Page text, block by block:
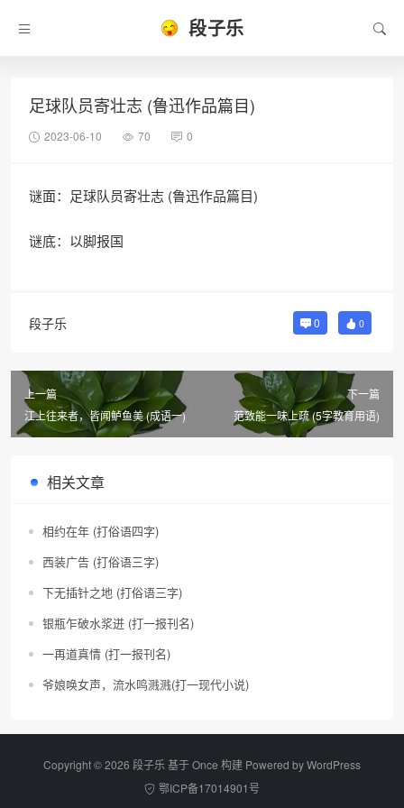
段子乐
足球队员寄壮志 (鲁迅作品篇目)
2023-06-10 70 0
谜面：足球队员寄壮志 (鲁迅作品篇目)
谜底：以脚报国
段子乐 0 0
上一篇
江上往来者，皆闻鲈鱼美 (成语一)
下一篇
范致能一味上疏 (5字教育用语)
相关文章
相约在年 (打俗语四字)
西装广告 (打俗语三字)
下无插针之地 (打俗语三字)
银瓶乍破水浆迸 (打一报刊名)
一再道真情 (打一报刊名)
爷娘唤女声，流水鸣溅溅(打一现代小说)
Copyright © 2026 段子乐 基于 Once 构建 Powered byWordPress
鄂ICP备17014901号